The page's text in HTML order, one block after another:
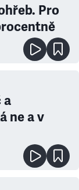
Pro
a
ne a v